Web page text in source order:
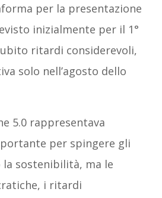
per la presentazione
inizialmente per il 1°
ritardi considerevoli,
solo nell’agosto dello
5.0 rappresentava
per spingere gli
sostenibilità, ma le
i ritardi